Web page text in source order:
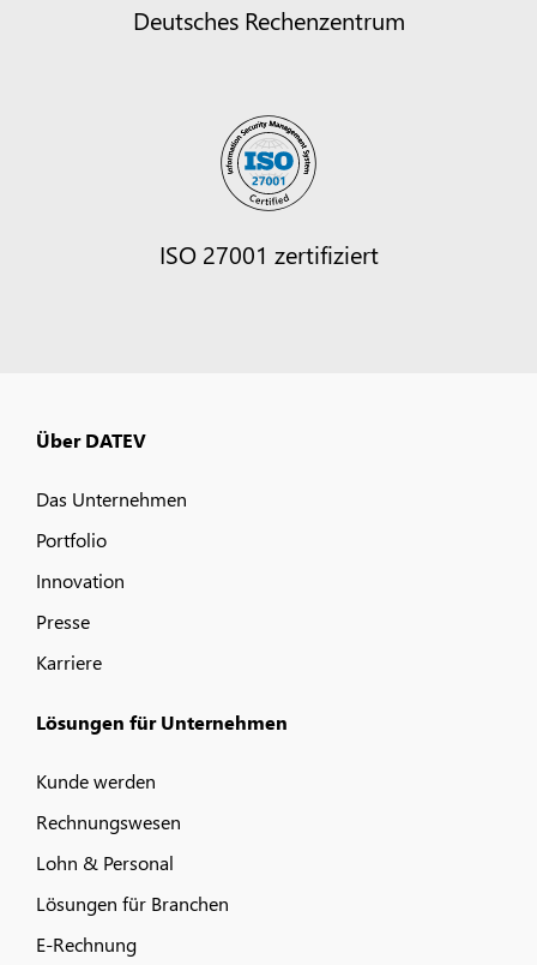
Deutsches Rechenzentrum
ISO 27001 zertifiziert
Über DATEV
Das Unternehmen
Portfolio
Innovation
Presse
Karriere
Lösungen für Unternehmen
Kunde werden
Rechnungswesen
Lohn & Personal
Lösungen für Branchen
E-Rechnung